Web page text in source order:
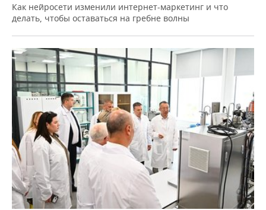
Как нейросети изменили интернет-маркетинг и что
делать, чтобы оставаться на гребне волны